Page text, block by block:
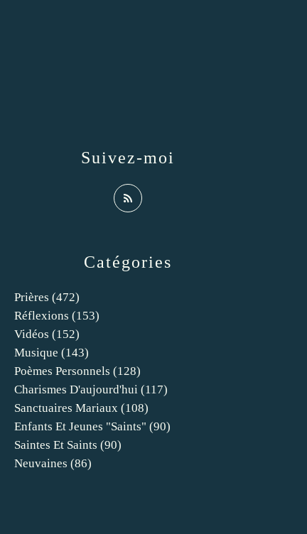
Catégories
Prières (472)
Réflexions (153)
Vidéos (152)
Musique (143)
Poèmes Personnels (128)
Charismes D'aujourd'hui (117)
Sanctuaires Mariaux (108)
Enfants Et Jeunes "saints" (90)
Saintes Et Saints (90)
Neuvaines (86)
Suivez-moi